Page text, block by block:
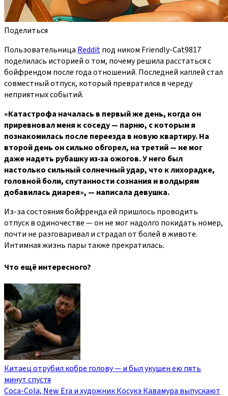
Поделиться
Пользовательница Redditпод ником Friendly-Cat9817
поделилась историей о том, почему решила расстаться с
бойфрендом после года отношений. Последней каплей стал
совместный отпуск, который превратился в череду
неприятных событий.
«Катастрофа началась в первый же день, когда он
приревновал меня к соседу — парню, с которым я
познакомилась после переезда в новую квартиру. На
второй день он сильно обгорел, на третий — не мог
даже надеть рубашку из-за ожогов. У него был
настолько сильный солнечный удар, что к лихорадке,
головной боли, спутанности сознания и волдырям
добавилась диарея», — написала девушка.
Из-за состояния бойфренда ей пришлось проводить
отпуск в одиночестве — он не мог надолго покидать номер,
почти не разговаривал и страдал от болей в животе.
Интимная жизнь пары также прекратилась.
Что ещё интересного?
Китаец отрубил кобре голову — и был укушен ею пять
минут спустя
Coca-Cola, New Era и художник Косукэ Кавамура выпускают